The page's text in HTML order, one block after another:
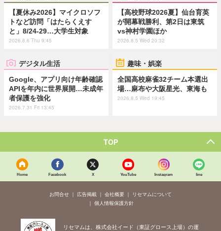
【夏休み2026】マイクロソフ
トなど訪問「はたらくえす
と」8/24-29…大学生対象
2026.8.6 Thu 9:45
【高校野球2026夏】仙台育英
が開幕戦勝利、第2日は東筑
vs神村学園ほか
2026.8.5 Wed 20:32
デジタル生活
Google、アプリ向け年齢確認
APIを年内に世界展開…未成年
者保護を強化
2026.7.31 Fri 13:45
趣味・娯楽
全国高校麻雀32チーム本選出
場…麻布や大阪星光、東海も
2026.8.5 Wed 19:45
TOP
Home Facebook X YouTube Instagram line
お問合せ 広告掲載 会社概要
リセマムについて
個人情報保護方針
リセマムは、株式会社イード（東証グロース上場）の運